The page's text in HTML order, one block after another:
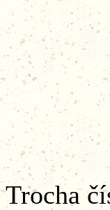
Trocha